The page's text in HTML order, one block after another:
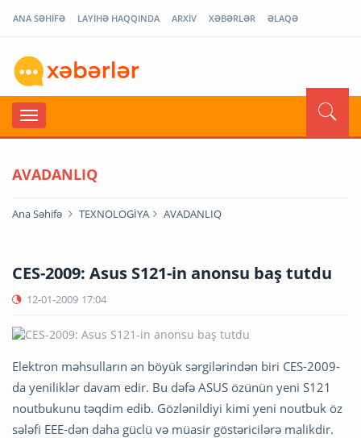
ANA SƏHİFƏ LAYİHƏ HAQQINDA ARXİV XƏBƏRLƏR ƏLAQƏ
AVADANLIQ
Ana Səhifə TEXNOLOGİYA AVADANLIQ
CES-2009: Asus S121-in anonsu baş tutdu
12-01-2009 17:04
Elektron məhsulların ən böyük sərgilərindən biri CES-2009-
da yeniliklər davam edir. Bu dəfə ASUS özünün yeni S121
noutbukunu təqdim edib. Gözlənildiyi kimi yeni noutbuk öz
sələfi EEE-dən daha güclü və müasir göstəricilərə malikdir.